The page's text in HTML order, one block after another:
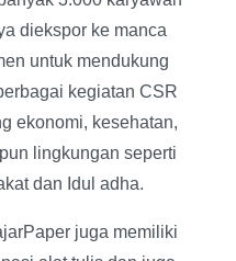
diekspor ke manca
untuk mendukung
kegiatan CSR
ekonomi, kesehatan,
lingkungan seperti
dan Idul adha.
juga memiliki